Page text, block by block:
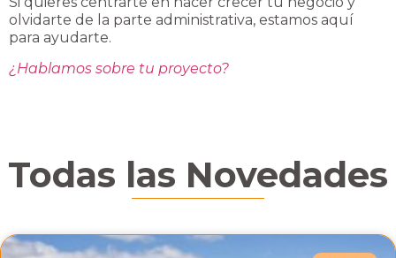
olvidarte de la parte administrativa, estamos aquí
para ayudarte.
¿Hablamos sobre tu proyecto?
Todas las Novedades